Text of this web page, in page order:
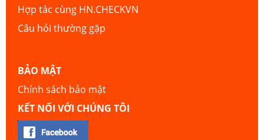
Hợp tác cùng HN.CHECKVN
Câu hỏi thường gặp
BẢO MẬT
Chính sách bảo mật
KẾT NỐI VỚI CHÚNG TÔI